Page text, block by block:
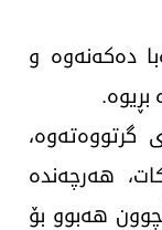
ده‌كه‌نەوە و
هەرچەندە
هەبوو بۆ